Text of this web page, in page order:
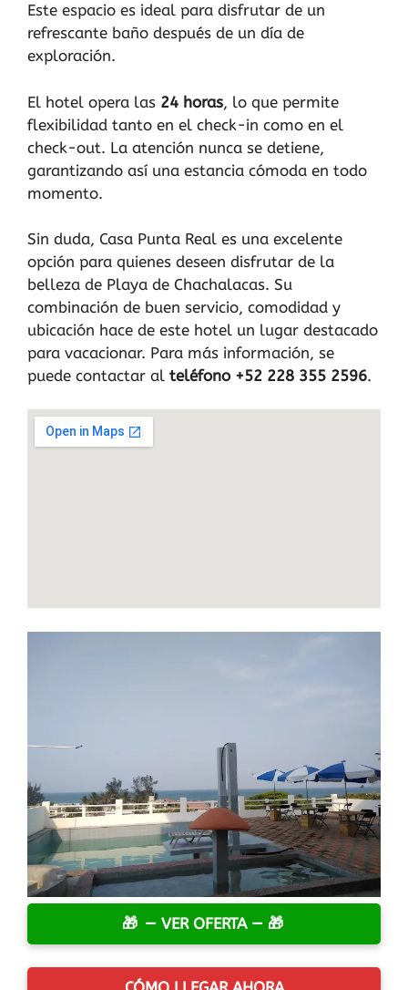
Este espacio es ideal para disfrutar de un
refrescante baño después de un día de
exploración.
El hotel opera las 24 horas, lo que permite
flexibilidad tanto en el check-in como en el
check-out. La atención nunca se detiene,
garantizando así una estancia cómoda en todo
momento.
Sin duda, Casa Punta Real es una excelente
opción para quienes deseen disfrutar de la
belleza de Playa de Chachalacas. Su
combinación de buen servicio, comodidad y
ubicación hace de este hotel un lugar destacado
para vacacionar. Para más información, se
puede contactar al teléfono +52 228 355 2596.
— VER OFERTA —